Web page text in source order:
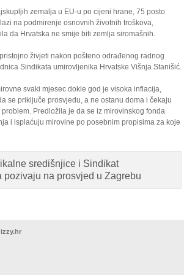
zemalja u EU-u po cijeni hrane, 75 posto
na podmirenje osnovnih životnih troškova,
da Hrvatska ne smije biti zemlja siromašnih.
živjeti nakon pošteno odrađenog radnog
Sindikata umirovljenika Hrvatske Višnja Stanišić.
svaki mjesec dokle god je visoka inflacija,
se priključe prosvjedu, a ne ostanu doma i čekaju
Predložila je da se iz mirovinskog fonda
i isplaćuju mirovine po posebnim propisima za koje
središnjice i Sindikat
pozivaju na prosvjed u Zagrebu